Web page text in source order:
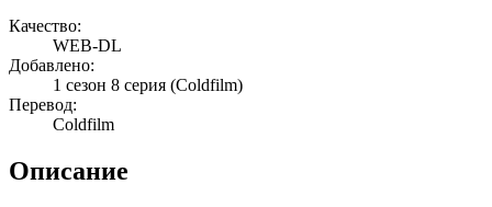
Качество:
WEB-DL
Добавлено:
1 сезон 8 серия (Coldfilm)
Перевод:
Coldfilm
Описание